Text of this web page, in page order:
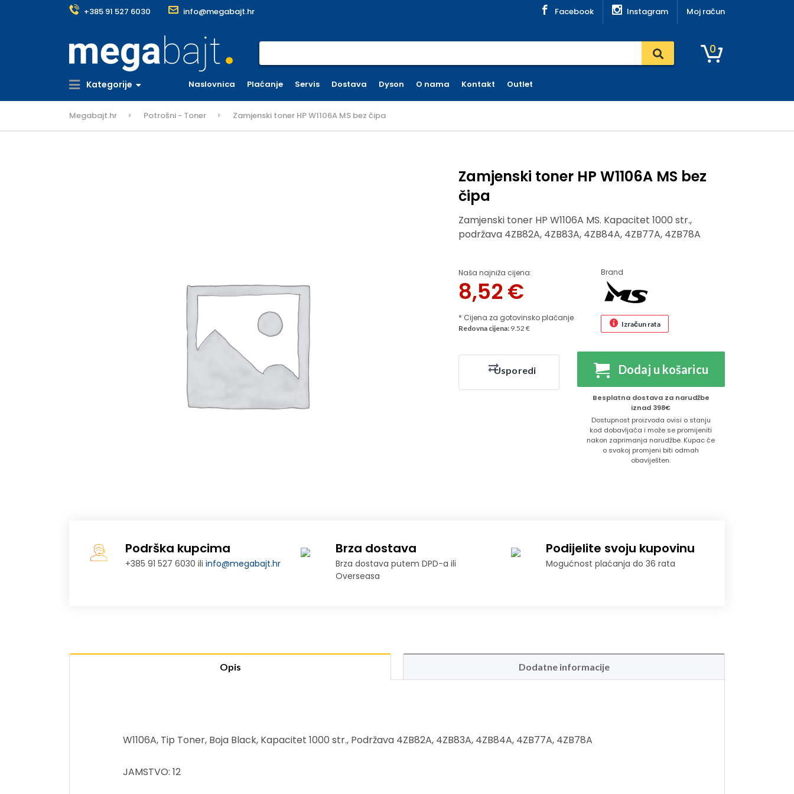
+385 91 527 6030 info@megabajt.hr Facebook Instagram Moj račun
0
Kategorije Naslovnica Plaćanje Servis Dostava Dyson O nama Kontakt Outlet
Megabajt.hr Potrošni - Toner Zamjenski toner HP W1106A MS bez čipa
Zamjenski toner HP W1106A MS bez
čipa
Zamjenski toner HP W1106A MS. Kapacitet 1000 str.,
podržava 4ZB82A, 4ZB83A, 4ZB84A, 4ZB77A, 4ZB78A
Naša najniža cijena:
8,52 €
* Cijena za gotovinsko plaćanje
Brand
Redovna cijena: 9.52 € Izračun rata
Usporedi Dodaj u košaricu
Besplatna dostava za narudžbe
iznad 398€
Dostupnost proizvoda ovisi o stanju
kod dobavljača i može se promijeniti
nakon zaprimanja narudžbe. Kupac će
o svakoj promjeni biti odmah
obaviješten.
Podrška kupcima
+385 91 527 6030 iliinfo@megabajt.hr
Brza dostava
Brza dostava putem DPD-a ili
Overseasa
Podijelite svoju kupovinu
Mogućnost plaćanja do 36 rata
Opis Dodatne informacije
W1106A, Tip Toner, Boja Black, Kapacitet 1000 str., Podržava 4ZB82A, 4ZB83A, 4ZB84A, 4ZB77A, 4ZB78A
JAMSTVO: 12